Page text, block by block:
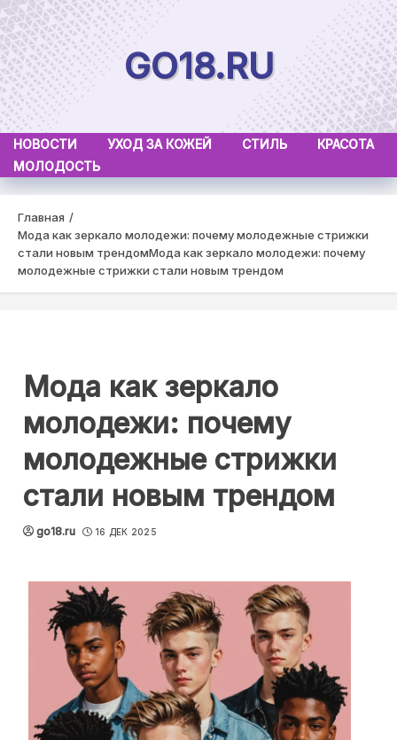
Skip
to
content
GO18.RU
НОВОСТИ УХОД ЗА КОЖЕЙ СТИЛЬ
КРАСОТА
МОЛОДОСТЬ
Главная
Мода как зеркало молодежи: почему молодежные стрижки
стали новым трендомМода как зеркало молодежи: почему
молодежные стрижки стали новым трендом
Мода как зеркало
молодежи: почему
молодежные стрижки
стали новым трендом
go18.ru 16 ДЕК 2025